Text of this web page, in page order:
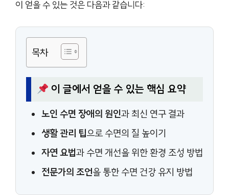
이 얻을 수 있는 것은 다음과 같습니다:
목차
이 글에서 얻을 수 있는 핵심 요약
노인 수면 장애의 원인과 최신 연구 결과
생활 관리 팁으로 수면의 질 높이기
자연 요법과 수면 개선을 위한 환경 조성 방법
전문가의 조언을 통한 수면 건강 유지 방법